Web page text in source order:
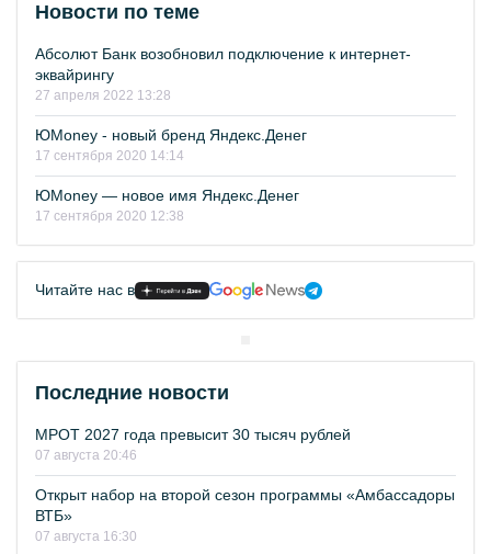
Новости по теме
Абсолют Банк возобновил подключение к интернет-
эквайрингу
27 апреля 2022 13:28
ЮMoney - новый бренд Яндекс.Денег
17 сентября 2020 14:14
ЮMoney — новое имя Яндекс.Денег
17 сентября 2020 12:38
Читайте нас в
Последние новости
МРОТ 2027 года превысит 30 тысяч рублей
07 августа 20:46
Открыт набор на второй сезон программы «Амбассадоры
ВТБ»
07 августа 16:30